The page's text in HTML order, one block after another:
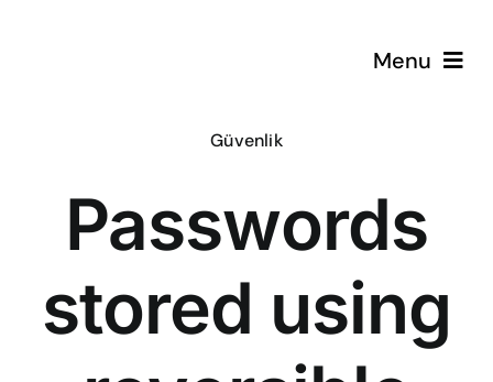
Menu
ÇözümPark
Eğitimlerim
Hakkında
Güvenlik
Passwords
stored using